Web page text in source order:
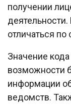
получении
отличаться по
Значение
возможности
информации
ведомств.